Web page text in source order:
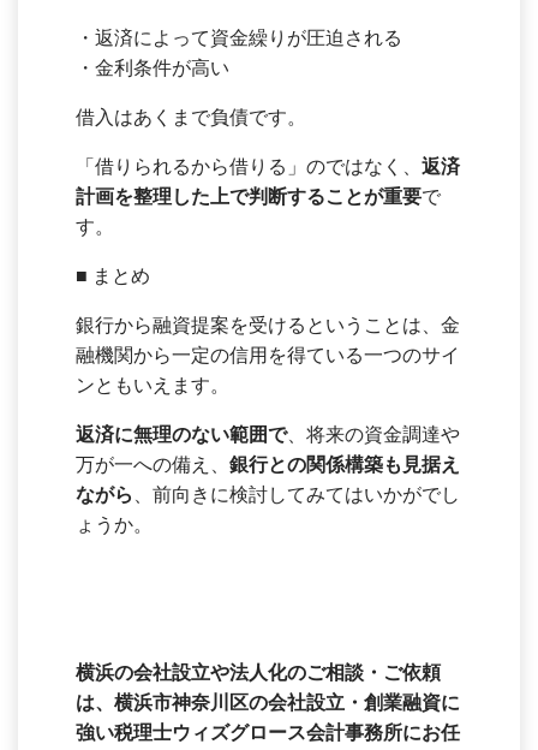
・返済によって資金繰りが圧迫される
・金利条件が高い
借入はあくまで負債です。
「借りられるから借りる」のではなく、 返済
計画を整理した上で判断することが重要で
す。
■ まとめ
銀行から融資提案を受けるということは、金
融機関から一定の信用を得ている一つのサイ
ンともいえます。
返済に無理のない範囲で、将来の資金調達や
万が一への備え、 銀行との関係構築も見据え
ながら
、前向きに検討してみてはいかがでし
ょうか。
横浜の会社設立や法人化のご相談・ご依頼
は、横浜市神奈川区の会社設立・創業融資に
強い税理士ウィズグロース会計事務所にお任